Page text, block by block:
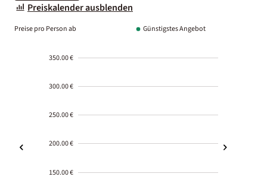
Preiskalender ausblenden
Preise pro Person ab Günstigstes Angebot
350.00 €
300.00 €
250.00 €
200.00 €
150.00 €